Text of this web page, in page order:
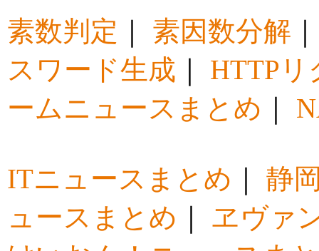
素数判定 素因数分解
スワード生成
HTTP
ームニュースまとめ
ITニュースまとめ
静
ュースまとめ
ヱヴァ